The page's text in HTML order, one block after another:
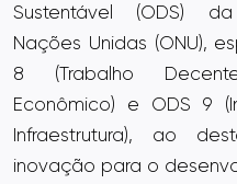
Sustentável (ODS)
Nações Unidas (ONU),
8 (Trabalho
Econômico) e ODS 9
Infraestrutura), ao
inovação para o